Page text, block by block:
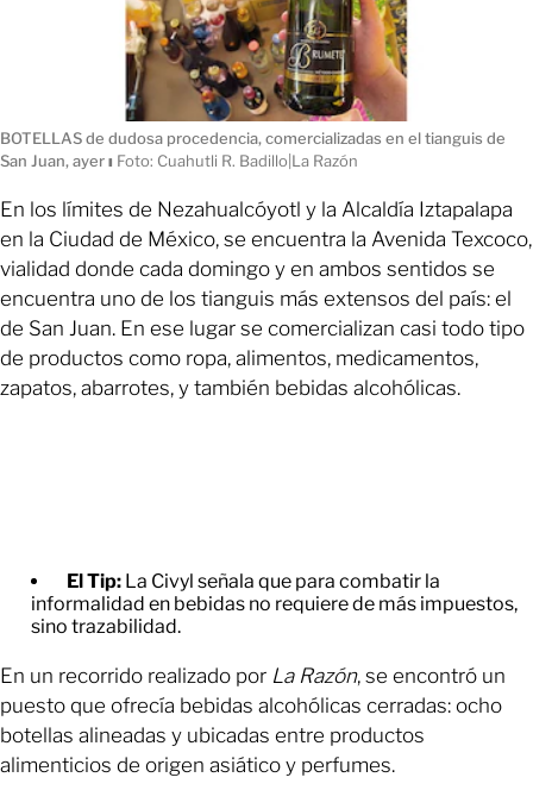
BOTELLAS de dudosa procedencia, comercializadas en el tianguis de
San Juan, ayerı Foto: Cuahutli R. Badillo|La Razón
En los límites de Nezahualcóyotl y la Alcaldía Iztapalapa
en la Ciudad de México, se encuentra la Avenida Texcoco,
vialidad donde cada domingo y en ambos sentidos se
encuentra uno de los tianguis más extensos del país: el
de San Juan. En ese lugar se comercializan casi todo tipo
de productos como ropa, alimentos, medicamentos,
zapatos, abarrotes, y también bebidas alcohólicas.
El Tip: La Civyl señala que para combatir la
informalidad en bebidas no requiere de más impuestos,
sino trazabilidad.
En un recorrido realizado por La Razón, se encontró un
puesto que ofrecía bebidas alcohólicas cerradas: ocho
botellas alineadas y ubicadas entre productos
alimenticios de origen asiático y perfumes.